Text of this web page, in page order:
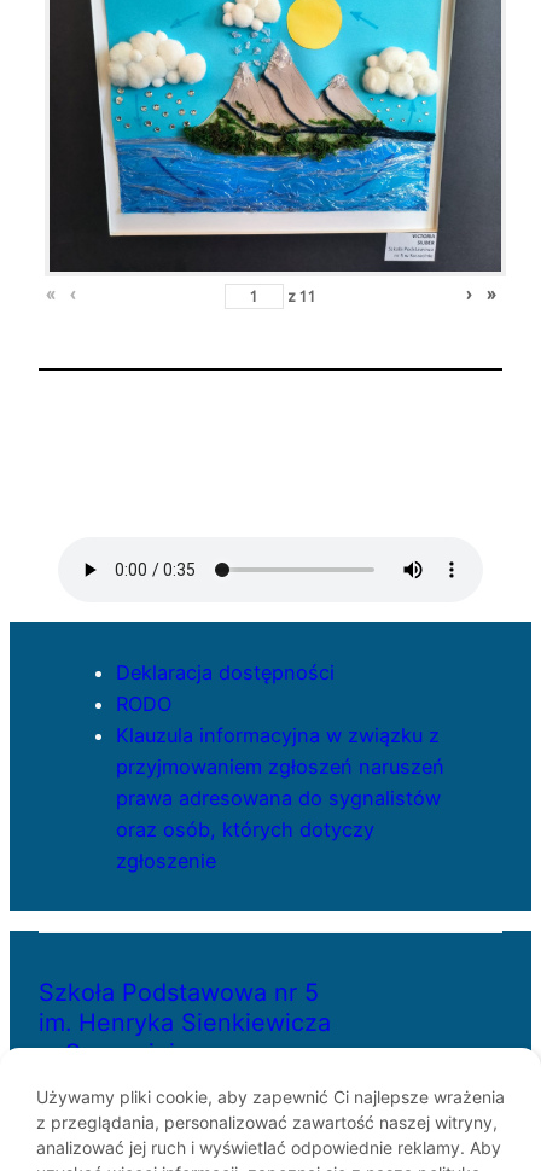
« ‹ z 11 › »
Deklaracja dostępności
RODO
Klauzula informacyjna w związku z
przyjmowaniem zgłoszeń naruszeń
prawa adresowana do sygnalistów
oraz osób, których dotyczy
zgłoszenie
Szkoła Podstawowa nr 5
im. Henryka Sienkiewicza
w Szczecinie
ul. Bł. Królowej Jadwigi 29
70-262 Szczecin
Używamy pliki cookie, aby zapewnić Ci najlepsze wrażenia
z przeglądania, personalizować zawartość naszej witryny,
analizować jej ruch i wyświetlać odpowiednie reklamy. Aby